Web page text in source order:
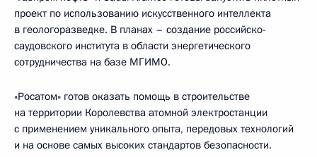
проект по использованию искусственного интеллекта
в геологоразведке. В планах – создание российско-
саудовского института в области энергетического
сотрудничества на базе МГИМО.
«Росатом» готов оказать помощь в строительстве
на территории Королевства атомной электростанции
с применением уникального опыта, передовых технологий
и на основе самых высоких стандартов безопасности.